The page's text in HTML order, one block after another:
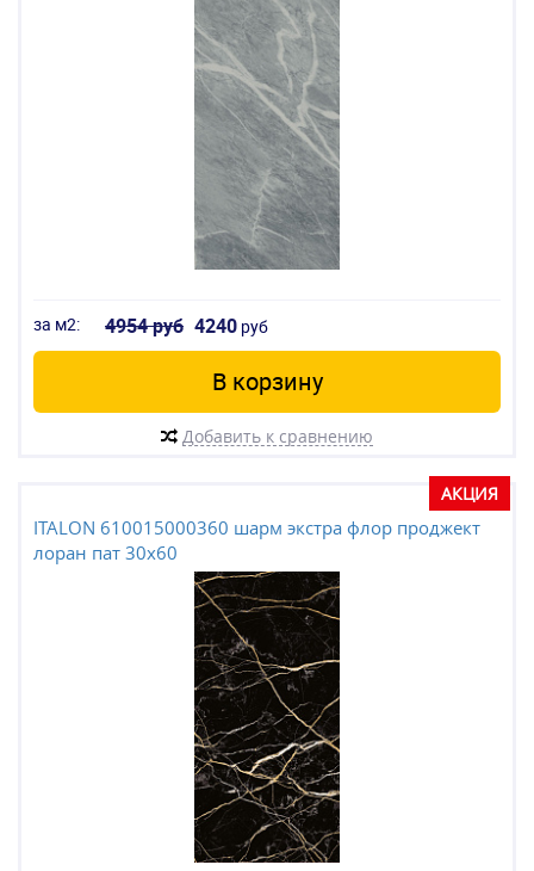
за м2: 4954 руб 4240 руб
В корзину
Добавить к сравнению
АКЦИЯ
ITALON 610015000360 шарм экстра флор проджект
лоран пат 30x60